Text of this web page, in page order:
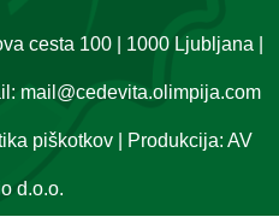
cesta 100 | 1000 Ljubljana |
mail@cedevita.olimpija.com
piškotkov| Produkcija: AV
d.o.o.